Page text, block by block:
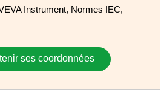
Instrument, Normes IEC,
ses coordonnées